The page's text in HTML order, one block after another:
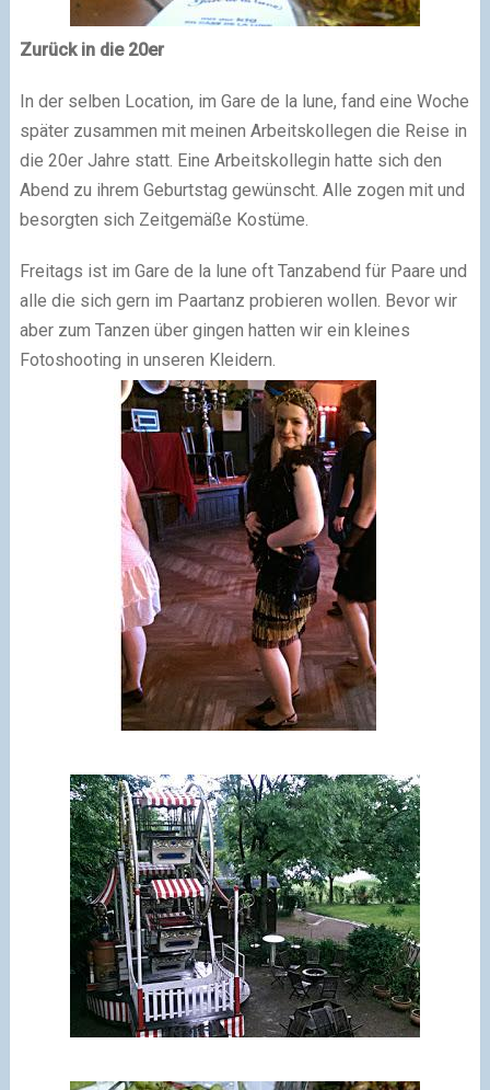
Zurück in die 20er
In der selben Location, im Gare de la lune, fand eine Woche
später zusammen mit meinen Arbeitskollegen die Reise in
die 20er Jahre statt. Eine Arbeitskollegin hatte sich den
Abend zu ihrem Geburtstag gewünscht. Alle zogen mit und
besorgten sich Zeitgemäße Kostüme.
Freitags ist im Gare de la lune oft Tanzabend für Paare und
alle die sich gern im Paartanz probieren wollen. Bevor wir
aber zum Tanzen über gingen hatten wir ein kleines
Fotoshooting in unseren Kleidern.